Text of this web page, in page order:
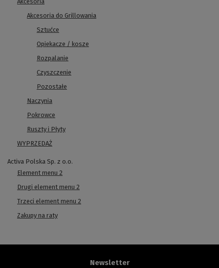
Akcesoria do Grillowania
Sztućce
Opiekacze / kosze
Rozpalanie
Czyszczenie
Pozostałe
Naczynia
Pokrowce
Ruszty i Płyty
WYPRZEDAŻ
Activa Polska Sp. z o.o.
Element menu 2
Drugi element menu 2
Trzeci element menu 2
Zakupy na raty
Newsletter